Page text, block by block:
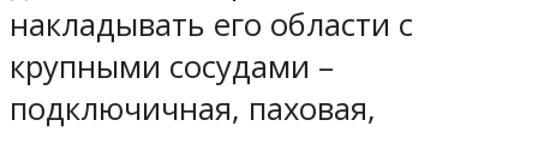
накладывать его области с
крупными сосудами –
подключичная, паховая,